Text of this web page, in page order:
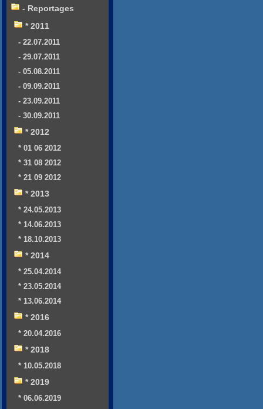
- Reportages
* 2011
- 22.07.2011
- 29.07.2011
- 05.08.2011
- 09.09.2011
- 23.09.2011
- 30.09.2011
* 2012
* 01 06 2012
* 31 08 2012
* 21 09 2012
* 2013
* 24.05.2013
* 14.06.2013
* 18.10.2013
* 2014
* 25.04.2014
* 23.05.2014
* 13.06.2014
* 2016
* 20.04.2016
* 2018
* 10.05.2018
* 2019
* 06.06.2019